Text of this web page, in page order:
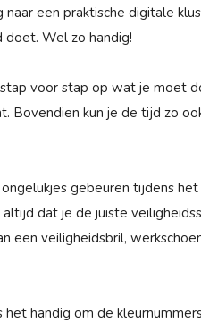
een praktische digitale
Wel zo handig!
voor stap op wat je moet
Bovendien kun je de tijd zo
gebeuren tijdens
dat je de juiste
een veiligheidsbril,
het handig om de